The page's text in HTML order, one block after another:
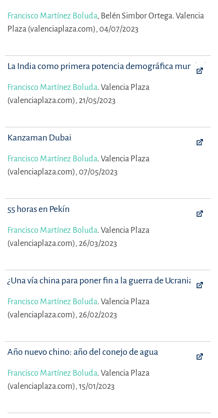
Francisco Martínez Boluda, Belén Simbor Ortega. Valencia
Plaza (valenciaplaza.com), 04/07/2023
La India como primera potencia demográfica mundial
Francisco Martínez Boluda. Valencia Plaza
(valenciaplaza.com), 21/05/2023
Kanzaman Dubai
Francisco Martínez Boluda. Valencia Plaza
(valenciaplaza.com), 07/05/2023
55 horas en Pekín
Francisco Martínez Boluda. Valencia Plaza
(valenciaplaza.com), 26/03/2023
¿Una vía china para poner fin a la guerra de Ucrania?
Francisco Martínez Boluda. Valencia Plaza
(valenciaplaza.com), 26/02/2023
Año nuevo chino: año del conejo de agua
Francisco Martínez Boluda. Valencia Plaza
(valenciaplaza.com), 15/01/2023